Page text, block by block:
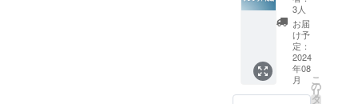
れた
DVDを
お送り
致しま
す。 ＊
支援
時、必
ず備考
＆クレ
ジット
掲載】
・本編
＋メイ
キング
Blu-ray
・エン
3人
お届
け予
定：
2024
年08
月
こ
の
リ
タ